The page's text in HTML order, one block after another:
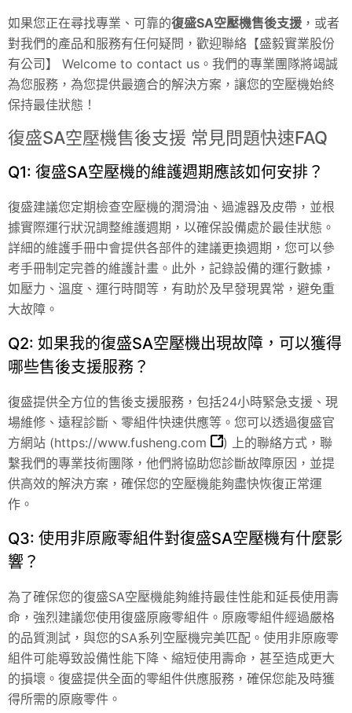
如果您正在尋找專業、可靠的復盛SA空壓機售後支援 ，或者
對我們的產品和服務有任何疑問，歡迎聯絡【盛毅實業股份
有公司】 Welcome to contact us。我們的專業團隊將竭誠
為您服務，為您提供最適合的解決方案，讓您的空壓機始終
保持最佳狀態！
復盛SA空壓機售後支援 常見問題快速FAQ
Q1: 復盛SA空壓機的維護週期應該如何安排？
復盛建議您定期檢查空壓機的潤滑油、過濾器及皮帶，並根
據實際運行狀況調整維護週期，以確保設備處於最佳狀態。
詳細的維護手冊中會提供各部件的建議更換週期，您可以參
考手冊制定完善的維護計畫。此外，記錄設備的運行數據，
如壓力、溫度、運行時間等，有助於及早發現異常，避免重
大故障。
Q2: 如果我的復盛SA空壓機出現故障，可以獲得
哪些售後支援服務？
復盛提供全方位的售後支援服務，包括24小時緊急支援、現
場維修、遠程診斷、零組件快速供應等。您可以透過復盛官
方網站 (https://www.fusheng.com
) 上的聯絡方式，聯
繫我們的專業技術團隊，他們將協助您診斷故障原因，並提
供高效的解決方案，確保您的空壓機能夠盡快恢復正常運
作。
Q3: 使用非原廠零組件對復盛SA空壓機有什麼影
響？
為了確保您的復盛SA空壓機能夠維持最佳性能和延長使用壽
命，強烈建議您使用復盛原廠零組件。原廠零組件經過嚴格
的品質測試，與您的SA系列空壓機完美匹配。使用非原廠零
組件可能導致設備性能下降、縮短使用壽命，甚至造成更大
的損壞。復盛提供全面的零組件供應服務，確保您能及時獲
得所需的原廠零件。